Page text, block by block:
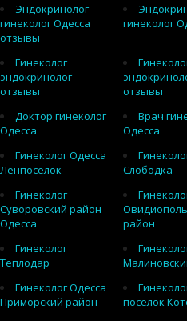
Эндокринолог
гинеколог Одесса
отзывы
гинеколог
Гинеколог
эндокринолог
отзывы
отзывы
Доктор гинеколог
Одесса
Врач
Одесса
Гинеколог Одесса
Ленпоселок
Слободка
Гинеколог
Суворовский район
Одесса
район
Гинеколог
Теплодар
Гинеколог Одесса
Приморский район
поселок